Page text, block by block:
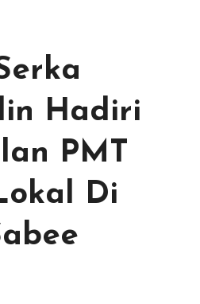
Hadiri
PMT
Di